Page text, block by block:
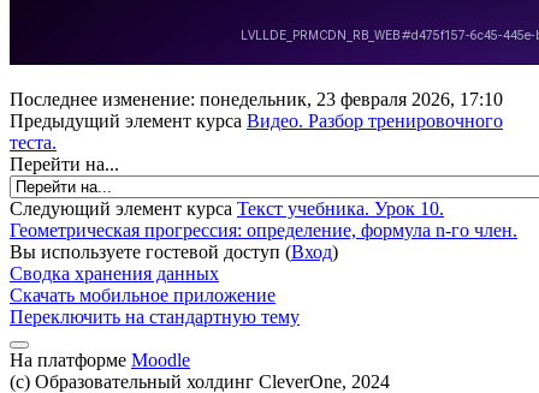
Последнее изменение: понедельник, 23 февраля 2026, 17:10
Предыдущий элемент курса Видео. Разбор тренировочного
теста.
Перейти на...
Следующий элемент курса Текст учебника. Урок 10.
Геометрическая прогрессия: определение, формула n-го член.
Вы используете гостевой доступ (Вход)
Сводка хранения данных
Скачать мобильное приложение
Переключить на стандартную тему
На платформе Moodle
(c) Образовательный холдинг CleverOne, 2024